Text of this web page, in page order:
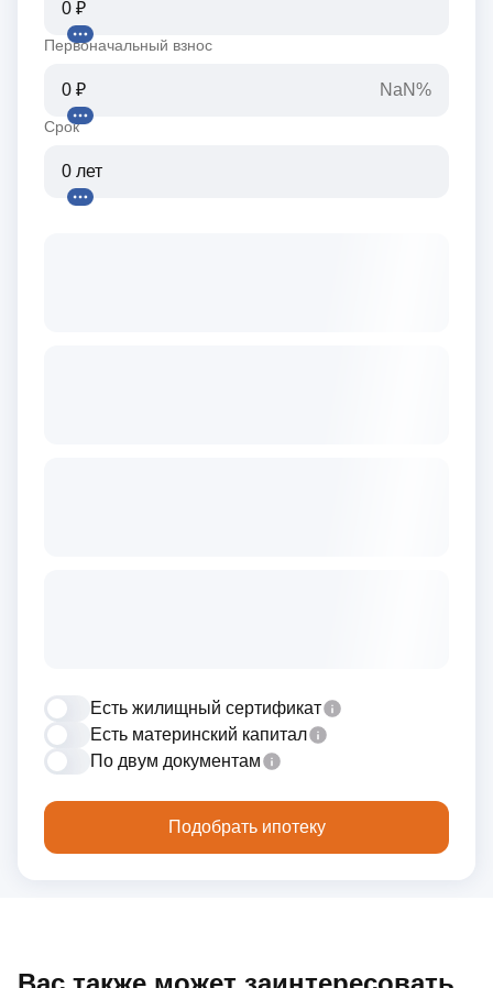
Первоначальный взнос
NaN%
Срок
Есть жилищный сертификат
Есть материнский капитал
По двум документам
Подобрать ипотеку